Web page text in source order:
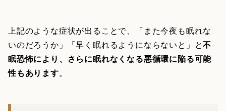
上記のような症状が出ることで、「また今夜も眠れな
いのだろうか」「早く眠れるようにならないと」と不
眠恐怖により、さらに眠れなくなる悪循環に陥る可能
性もあります。